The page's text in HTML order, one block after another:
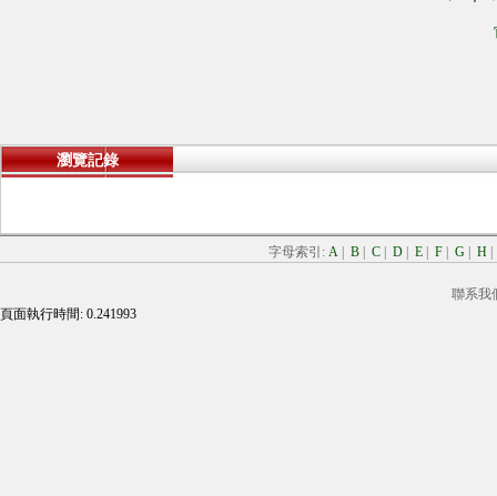
瀏覽記錄
字母索引: A B C D E F G H
聯系我
頁面執行時間: 0.241993